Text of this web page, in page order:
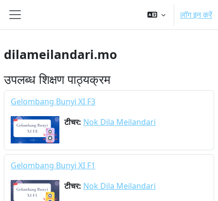
साइड तालिका
लॉग इन करें
dilameilandari.mo
उपलब्ध शिक्षण पाठ्यक्रम
Gelombang Bunyi XI F3
टीचर: Nok Dila Meilandari
Gelombang Bunyi XI F1
टीचर: Nok Dila Meilandari